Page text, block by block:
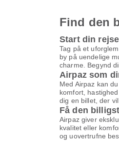
Find den
Start din
Tag på et
by på uendelige
charme. Begynd
Airpaz som
Med Airpaz kan
komfort,
dig en billet, der
Få den
Airpaz giver
kvalitet eller
og uovertrufne